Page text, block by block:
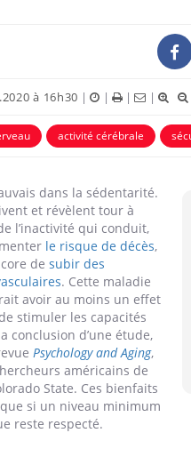
à 16h30 | | | |
activité cérébrale
dans la sédentarité.
et révèlent tour à
l’inactivité qui conduit,
le risque de décès,
de subir des
. Cette maladie
avoir au moins un effet
stimuler les capacités
conclusion d’une étude,
Psychology and Aging,
américains de
State. Ces bienfaits
si un niveau minimum
reste respecté.
proche c'est
Fatigue,
même
...